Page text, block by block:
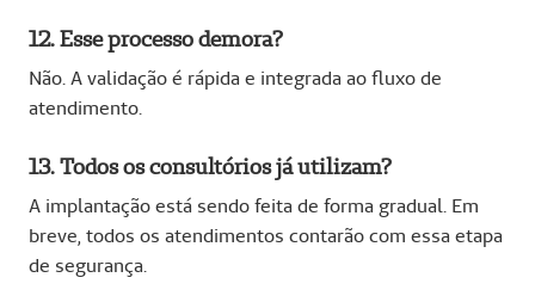
12. Esse processo demora?
Não. A validação é rápida e integrada ao fluxo de
atendimento.
13. Todos os consultórios já utilizam?
A implantação está sendo feita de forma gradual. Em
breve, todos os atendimentos contarão com essa etapa
de segurança.